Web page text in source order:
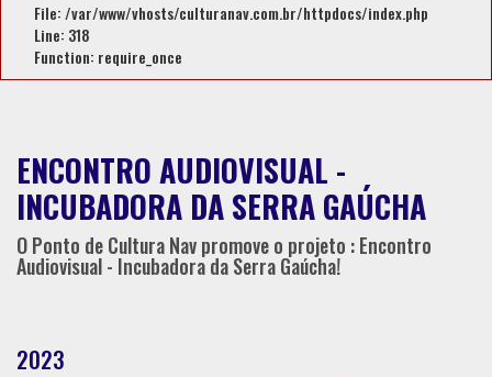
File: /var/www/vhosts/culturanav.com.br/httpdocs/index.php
Line: 318
Function: require_once
ENCONTRO AUDIOVISUAL -
INCUBADORA DA SERRA GAÚCHA
O Ponto de Cultura Nav promove o projeto : Encontro
Audiovisual - Incubadora da Serra Gaúcha!
2023